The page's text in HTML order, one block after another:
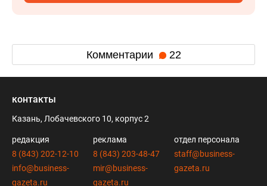
Комментарии 22
контакты
Казань, Лобачевского 10, корпус 2
редакция
8 (843) 202-12-10
info@business-
gazeta.ru
реклама
8 (843) 203-48-47
mir@business-
gazeta.ru
отдел персонала
staff@business-
gazeta.ru